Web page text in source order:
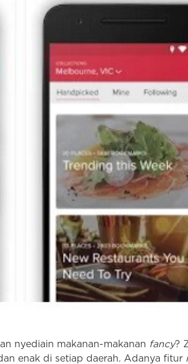
nyediain makanan-makanan fancy?
enak di setiap daerah. Adanya fitur